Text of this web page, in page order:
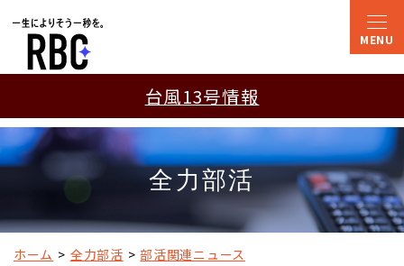
台風13号情報
全力部活
ホーム 全力部活 部活関連ニュース